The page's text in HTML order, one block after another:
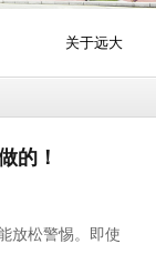
关于远大
的！
放松警惕。即使